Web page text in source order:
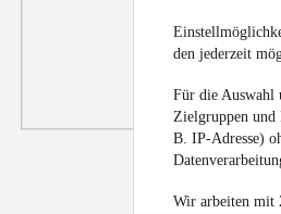
den jederzeit
Für die Auswahl
Zielgruppen und
B. IP-Adresse)
Wir arbeiten mit